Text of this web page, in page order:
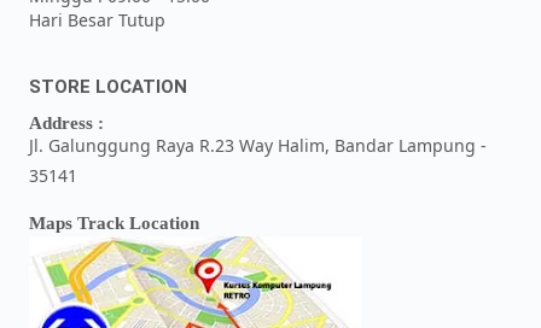
Hari Besar Tutup
STORE LOCATION
Address :
Jl. Galunggung Raya R.23 Way Halim, Bandar Lampung -
35141
Maps Track Location